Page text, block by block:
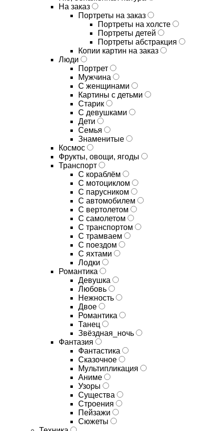
На заказ
Портреты на заказ
Портреты на холсте
Портреты детей
Портреты абстракция
Копии картин на заказ
Люди
Портрет
Мужчина
С женщинами
Картины с детьми
Старик
С девушками
Дети
Семья
Знаменитые
Космос
Фрукты, овощи, ягоды
Транспорт
С кораблём
С мотоциклом
С парусником
С автомобилем
С вертолетом
С самолетом
С транспортом
С трамваем
С поездом
С яхтами
Лодки
Романтика
Девушка
Любовь
Нежность
Двое
Романтика
Танец
Звёздная_ночь
Фантазия
Фантастика
Сказочное
Мультипликация
Аниме
Узоры
Существа
Строения
Пейзажи
Сюжеты